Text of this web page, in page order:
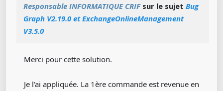
Responsable INFORMATIQUE CRIFsur le sujet Bug
Graph V2.19.0 et ExchangeOnlineManagement
V3.5.0
Merci pour cette solution.
Je l'ai appliquée. La 1ère commande est revenue en